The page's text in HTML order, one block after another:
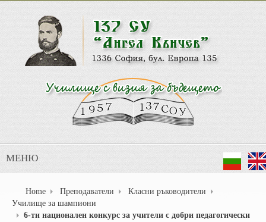
МЕНЮ
Home Преподаватели
Класни ръководители
Училище за шампиони
6-ти национален конкурс за учители с добри педагогически